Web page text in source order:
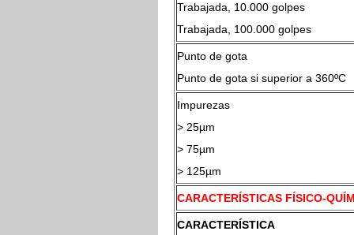
Trabajada, 10.000 golpes
Trabajada, 100.000 golpes
Punto de gota
Punto de gota si superior a 360ºC
Impurezas
> 25µm
> 75µm
> 125µm
CARACTERÍSTICAS FÍSICO-
CARACTERÍSTICA